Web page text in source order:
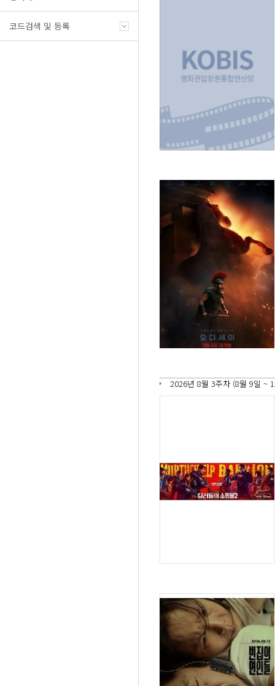
코드검색 및 등록
2026년 8월 3주차 (8월 9일 ~